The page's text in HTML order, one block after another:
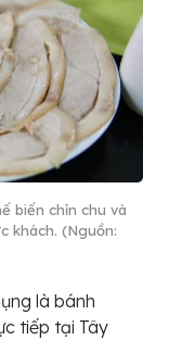
biến chỉn chu và
khách. (Nguồn:
là bánh
tiếp tại Tây